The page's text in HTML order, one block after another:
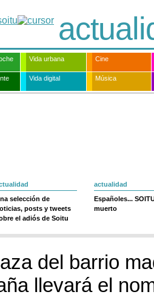
Vida urbana Cine
Vida digital Música
selección de
posts y tweets
el adiós de Soitu
actualidad
Españoles...
muerto
del barrio
llevará el